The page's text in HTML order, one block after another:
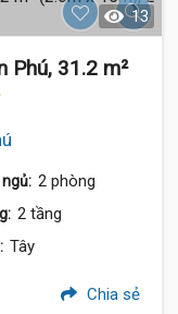
13
Phú, 31.2 m²
2 phòng
2 tầng
Tây
Chia sẻ